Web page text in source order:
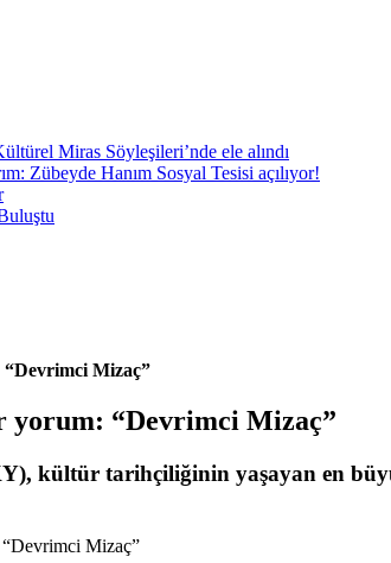
Miras Söyleşileri’nde ele alındı
Zübeyde Hanım Sosyal Tesisi açılıyor!
“Devrimci Mizaç”
yorum: “Devrimci Mizaç”
kültür tarihçiliğinin yaşayan en